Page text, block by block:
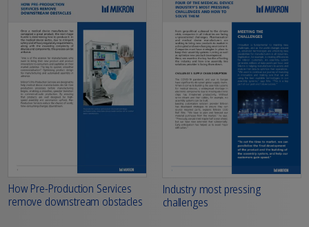
How Pre-Production Services
remove downstream obstacles
Industry most pressing
challenges